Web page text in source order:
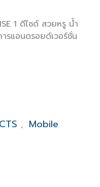
1 ดีไซด์ สวยหรู น้ำ
รแอนดรอยด์เวอร์ชั่น
, Mobile